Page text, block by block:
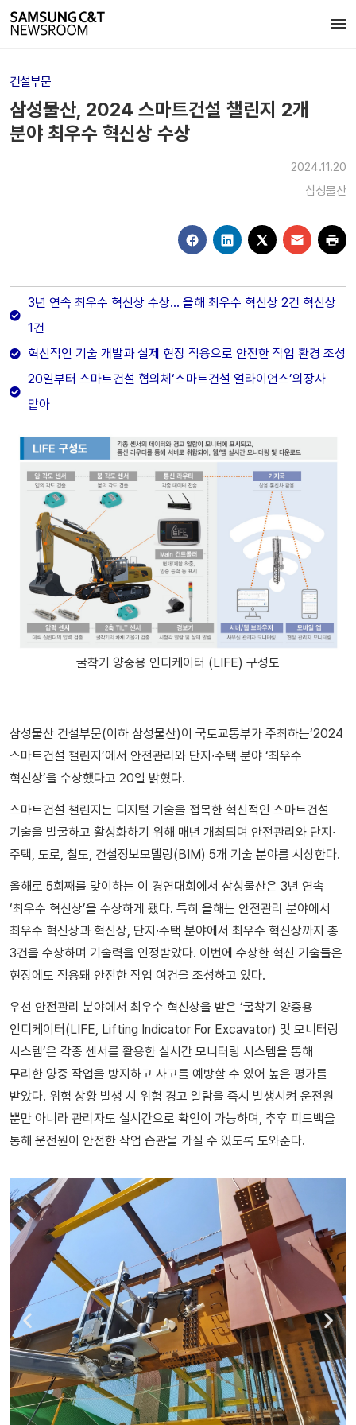
건설부문
삼성물산, 2024 스마트건설 챌린지 2개
분야 최우수 혁신상 수상
2024.11.20
삼성물산
3년 연속 최우수 혁신상 수상… 올해 최우수 혁신상 2건 혁신상
1건
혁신적인 기술 개발과 실제 현장 적용으로 안전한 작업 환경 조성
20일부터 스마트건설 협의체‘스마트건설 얼라이언스’의장사
맡아
굴착기 양중용 인디케이터 (LIFE) 구성도
삼성물산 건설부문(이하 삼성물산)이 국토교통부가 주최하는‘2024
스마트건설 챌린지’에서 안전관리와 단지∙주택 분야 ‘최우수
혁신상’을 수상했다고 20일 밝혔다.
스마트건설 챌린지는 디지털 기술을 접목한 혁신적인 스마트건설
기술을 발굴하고 활성화하기 위해 매년 개최되며 안전관리와 단지∙
주택, 도로, 철도, 건설정보모델링(BIM) 5개 기술 분야를 시상한다.
올해로 5회째를 맞이하는 이 경연대회에서 삼성물산은 3년 연속
‘최우수 혁신상’을 수상하게 됐다. 특히 올해는 안전관리 분야에서
최우수 혁신상과 혁신상, 단지∙주택 분야에서 최우수 혁신상까지 총
3건을 수상하며 기술력을 인정받았다. 이번에 수상한 혁신 기술들은
현장에도 적용돼 안전한 작업 여건을 조성하고 있다.
우선 안전관리 분야에서 최우수 혁신상을 받은 ‘굴착기 양중용
인디케이터(LIFE, Lifting Indicator For Excavator) 및 모니터링
시스템’은 각종 센서를 활용한 실시간 모니터링 시스템을 통해
무리한 양중 작업을 방지하고 사고를 예방할 수 있어 높은 평가를
받았다. 위험 상황 발생 시 위험 경고 알람을 즉시 발생시켜 운전원
뿐만 아니라 관리자도 실시간으로 확인이 가능하며, 추후 피드백을
통해 운전원이 안전한 작업 습관을 가질 수 있도록 도와준다.